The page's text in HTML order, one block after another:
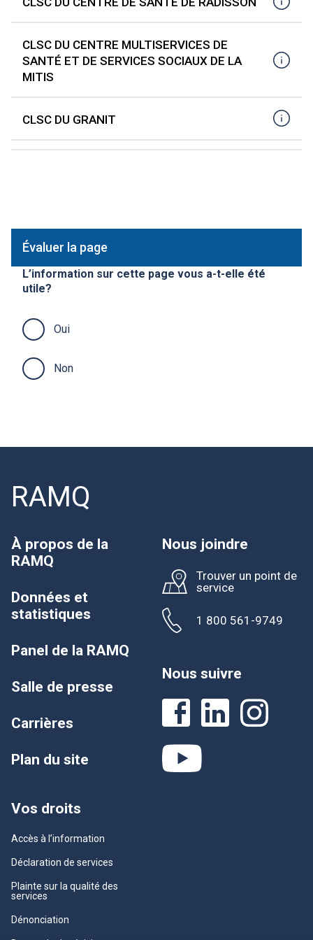
CLSC DU CENTRE MULTISERVICES DE
SANTÉ ET DE SERVICES SOCIAUX DE LA
MITIS
CLSC DU GRANIT
CLSC DU CENTRE DE SANTÉ LEBEL
CLSC DU CENTRE DE SANTÉ RENÉ-RICARD
CLSC DE KUUJJUAQ
CLSC DU RICHELIEU
Évaluer la page
L’information sur cette page vous a-t-elle été
utile?
Oui
Non
RAMQ
À propos de la
RAMQ
Données et
statistiques
Panel de la RAMQ
Salle de presse
Carrières
Plan du site
Vos droits
Accès à l’information
Déclaration de services
Plainte sur la qualité des
services
Dénonciation
Nous joindre
Trouver un point de
service
1 800 561-9749
Nous suivre